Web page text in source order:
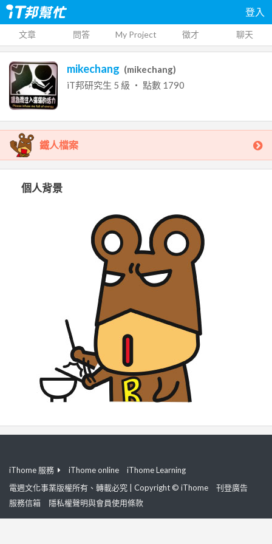
登入
文章 問答 My Project 徵才 聊天
mikechang (mikechang)
iT邦研究生 5 級 ‧ 點數 1790
鐵人檔案
個人背景
iThome 服務 iThome online
iThome Learning
電週文化事業版權所有、轉載必究 | Copyright © iThome
刊登廣告
服務信箱
隱私權聲明與會員使用條款